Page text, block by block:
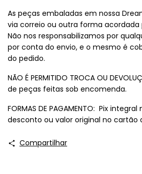
As peças embaladas em nossa
via correio ou outra forma acordada
Não nos responsabilizamos por
por conta do envio, e o mesmo é
do pedido.
NÃO É PERMITIDO TROCA OU
de peças feitas sob encomenda.
FORMAS DE PAGAMENTO: Pix
desconto ou valor original no cartão
Compartilhar